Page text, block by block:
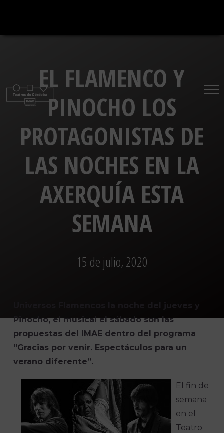
contenido
EL FLAMENCO Y
PINOCHO LOS
PROTAGONISTAS DE
LAS NOCHES EN LA
AXERQUÍA ESTA
SEMANA
15 de julio, 2020
Pinocho, el musical el sábado son las
propuestas del IMAE dentro del programa
“Gracias por venir. Espectáculos para un
verano diferente”.
El fin de
semana
en el
Teatro